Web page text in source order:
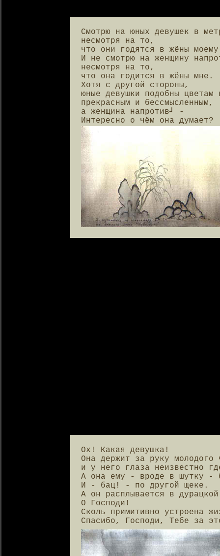
Смотрю на юных девушек в
несмотря на то,
что они годятся в жёны
И не смотрю на женщину
несмотря на то,
что она годится в жёны мне.
Хотя с другой стороны,
юные девушки подобны
прекрасным и бессмысленным,
а женщина напротив┘ -
Интересно о чём она думает?
Ох! Какая девушка!
Она держит за руку молодого
и у него глаза неизвестно
А она ему - вроде в шутку -
И - бац! - по другой щеке.
А он расплывается в
О Господи!
Сколь примитивно устроена
Спасибо, Господи, Тебе за